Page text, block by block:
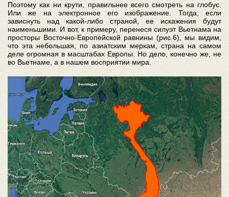
Поэтому как ни крути, правильнее всего смотреть на глобус.
Или же на электронное его изображение. Тогда, если
зависнуть над какой-либо страной, ее искажения будут
наименьшими. И вот, к примеру, перенеся силуэт Вьетнама на
просторы Восточно-Европейской равнины (рис.6), мы видим,
что эта небольшая, по азиатским меркам, страна на самом
деле огромная в масштабах Европы. Но дело, конечно же, не
во Вьетнаме, а в нашем восприятии мира.